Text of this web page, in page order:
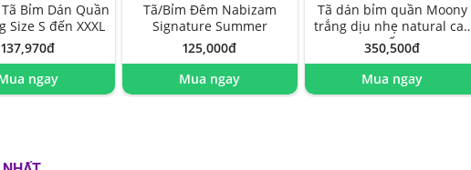
Bỉm Dán Quần
Size S đến XXXL
137,970đ
ngay
Tã/Bỉm Đêm Nabizam
Signature Summer
125,000đ
Mua ngay
Tã dán bỉm quần Moony
trắng dịu nhẹ natural cao
cấp
350,500đ
Mua ngay